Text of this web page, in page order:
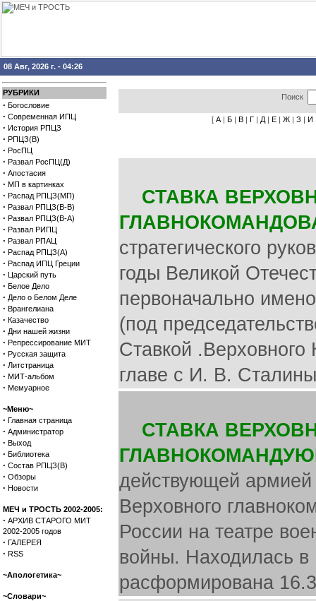
08 Авг, 2026 г. - 04:26
РУБРИКИ
· Богословие
· Современная ИПЦ
· История РПЦЗ
· РПЦЗ(В)
· РосПЦ
· Развал РосПЦ(Д)
· Апостасия
· МП в картинках
· Распад РПЦЗ(МП)
· Развал РПЦЗ(В-В)
· Развал РПЦЗ(В-А)
· Развал РИПЦ
· Развал РПАЦ
· Распад РПЦЗ(А)
· Распад ИПЦ Греции
· Царский путь
· Белое Дело
· Дело о Белом Деле
· Врангелиана
· Казачество
· Дни нашей жизни
· Репрессирование МИТ
· Русская защита
· Литстраница
· МИТ-альбом
· Мемуарное
~Меню~
· Главная страница
· Администратор
· Выход
· Библиотека
· Состав РПЦЗ(В)
· Обзоры
· Новости
МЕЧ и ТРОСТЬ 2002-2005:
· АРХИВ СТАРОГО МИТ
2002-2005 годов
· ГАЛЕРЕЯ
· RSS
~Апологетика~
~Словари~
Поиск
[ А | Б | В | Г | Д | Е | Ж | З | И
СТАВКА
стратегического
годы Великой
первоначально
(под
Ставкой
главе с И. В.
СТАВКА
действующей
Верховного
России на театре
войны. Находилась
расформирована